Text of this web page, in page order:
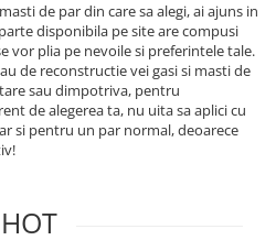
de par din care sa alegi, ai ajuns in
disponibila pe site are compusi
vor plia pe nevoile si preferintele tale.
de reconstructie vei gasi si masti de
sau dimpotriva, pentru
de alegerea ta, nu uita sa aplici cu
si pentru un par normal, deoarece
HOT